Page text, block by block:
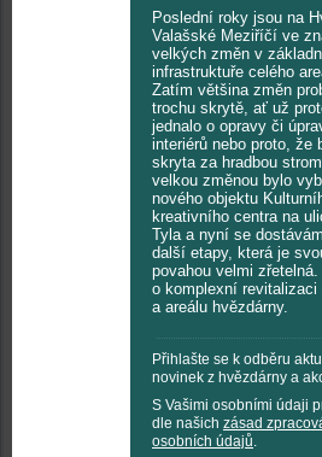
Poslední roky jsou na
Valašské Meziříčí ve
velkých změn v
infrastruktuře celého
Zatím většina změn
trochu skrytě, ať už
jednalo o opravy či
interiérů nebo proto, že
skryta za hradbou
velkou změnou bylo
nového objektu
kreativního centra na
Tyla a nyní se
další etapy, která je
povahou velmi
o komplexní revitalizaci
a areálu hvězdárny.
Přihlašte se k odběru
novinek z hvězdárny a
S Vašimi osobními údaji
dle našich zásad
osobních údajů.